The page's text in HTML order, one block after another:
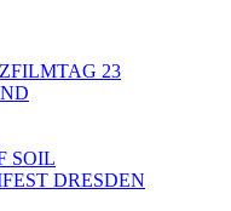
23
SOIL
DRESDEN